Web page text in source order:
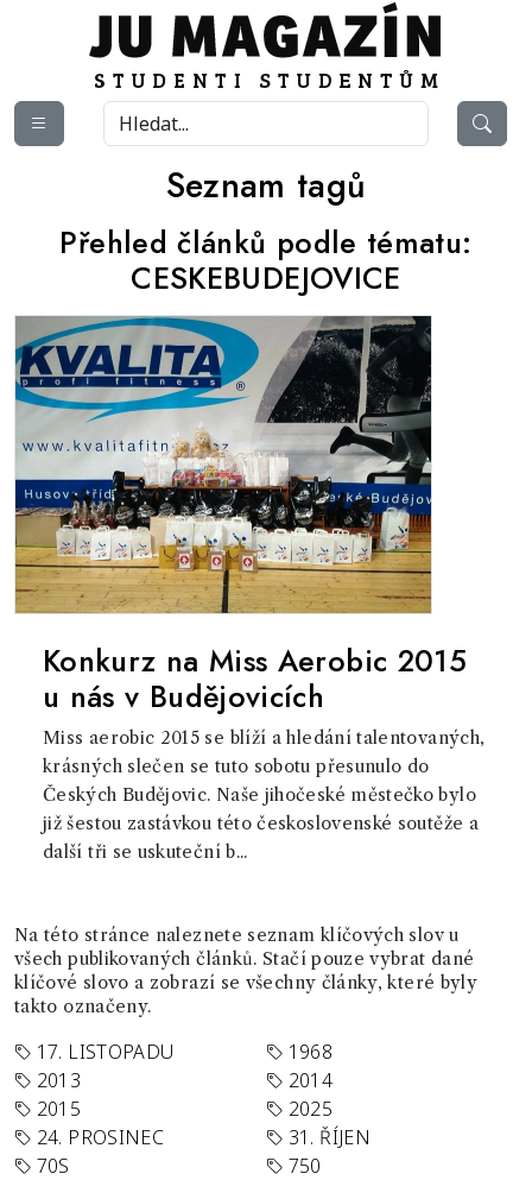
Seznam tagů
Přehled článků podle tématu:
CESKEBUDEJOVICE
Konkurz na Miss Aerobic 2015
u nás v Budějovicích
Miss aerobic 2015 se blíží a hledání talentovaných,
krásných slečen se tuto sobotu přesunulo do
Českých Budějovic. Naše jihočeské městečko bylo
již šestou zastávkou této československé soutěže a
další tři se uskuteční b...
Na této stránce naleznete seznam klíčových slov u
všech publikovaných článků. Stačí pouze vybrat dané
klíčové slovo a zobrazí se všechny články, které byly
takto označeny.
17. LISTOPADU
1968
2013
2014
2015
2025
24. PROSINEC
31. ŘÍJEN
70S
750